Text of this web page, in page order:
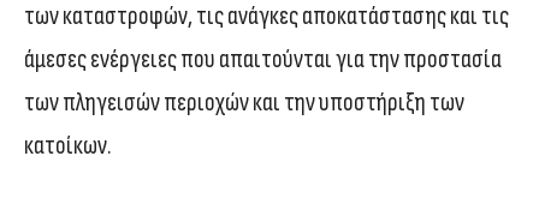
των καταστροφών, τις ανάγκες αποκατάστασης και τις
άμεσες ενέργειες που απαιτούνται για την προστασία
των πληγεισών περιοχών και την υποστήριξη των
κατοίκων.